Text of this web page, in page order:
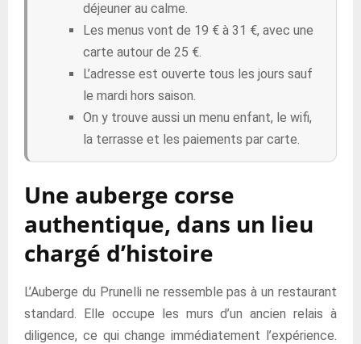
déjeuner au calme.
Les menus vont de 19 € à 31 €, avec une
carte autour de 25 €.
L’adresse est ouverte tous les jours sauf
le mardi hors saison.
On y trouve aussi un menu enfant, le wifi,
la terrasse et les paiements par carte.
Une auberge corse
authentique, dans un lieu
chargé d’histoire
L’Auberge du Prunelli ne ressemble pas à un restaurant
standard. Elle occupe les murs d’un ancien relais à
diligence, ce qui change immédiatement l’expérience.